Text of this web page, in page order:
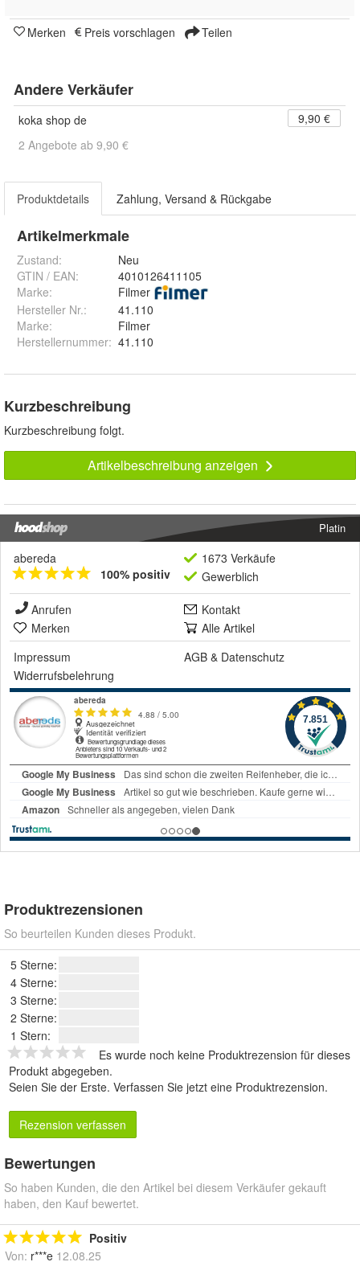
Merken Preis vorschlagen Teilen
Andere Verkäufer
koka shop de
9,90 €
2 Angebote ab 9,90 €
Produktdetails Zahlung, Versand & Rückgabe
Artikelmerkmale
Zustand:
Neu
GTIN / EAN:
4010126411105
Marke:
Filmer
Hersteller Nr.:
41.110
Marke:
Filmer
Herstellernummer: 41.110
Kurzbeschreibung
Kurzbeschreibung folgt.
Artikelbeschreibung anzeigen
Platin
abereda
100% positiv
1673 Verkäufe
Gewerblich
Anrufen
Kontakt
Merken
Alle Artikel
Impressum
AGB & Datenschutz
Widerrufsbelehrung
Produktrezensionen
So beurteilen Kunden dieses Produkt.
5 Sterne:
4 Sterne:
3 Sterne:
2 Sterne:
1 Stern:
Es wurde noch keine Produktrezension für dieses
Produkt abgegeben.
Seien Sie der Erste. Verfassen Sie jetzt eine Produktrezension.
Rezension verfassen
Bewertungen
So haben Kunden, die den Artikel bei diesem Verkäufer gekauft
haben, den Kauf bewertet.
Positiv
Von: r***e 12.08.25